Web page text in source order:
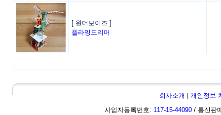
[ 원더보이즈 ]
플라잉드리머
회사소개
개인정보
사업자등록번호: 117-15-44090/ 통신판